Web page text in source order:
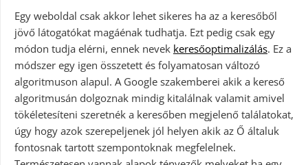
Egy weboldal csak akkor lehet sikeres ha az a keresőből
jövő látogatókat magáénak tudhatja. Ezt pedig csak egy
módon tudja elérni, ennek nevek keresőoptimalizálás. Ez a
módszer egy igen összetett és folyamatosan változó
algoritmuson alapul. A Google szakemberei akik a kereső
algoritmusán dolgoznak mindig kitalálnak valamit amivel
tökéletesíteni szeretnék a keresőben megjelenő találatokat,
úgy hogy azok szerepeljenek jól helyen akik az Ő általuk
fontosnak tartott szempontoknak megfelelnek.